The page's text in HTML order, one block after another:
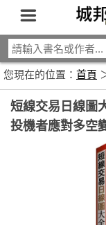
您現在的位置： 首頁
短線交易日線圖
投機者應對多空